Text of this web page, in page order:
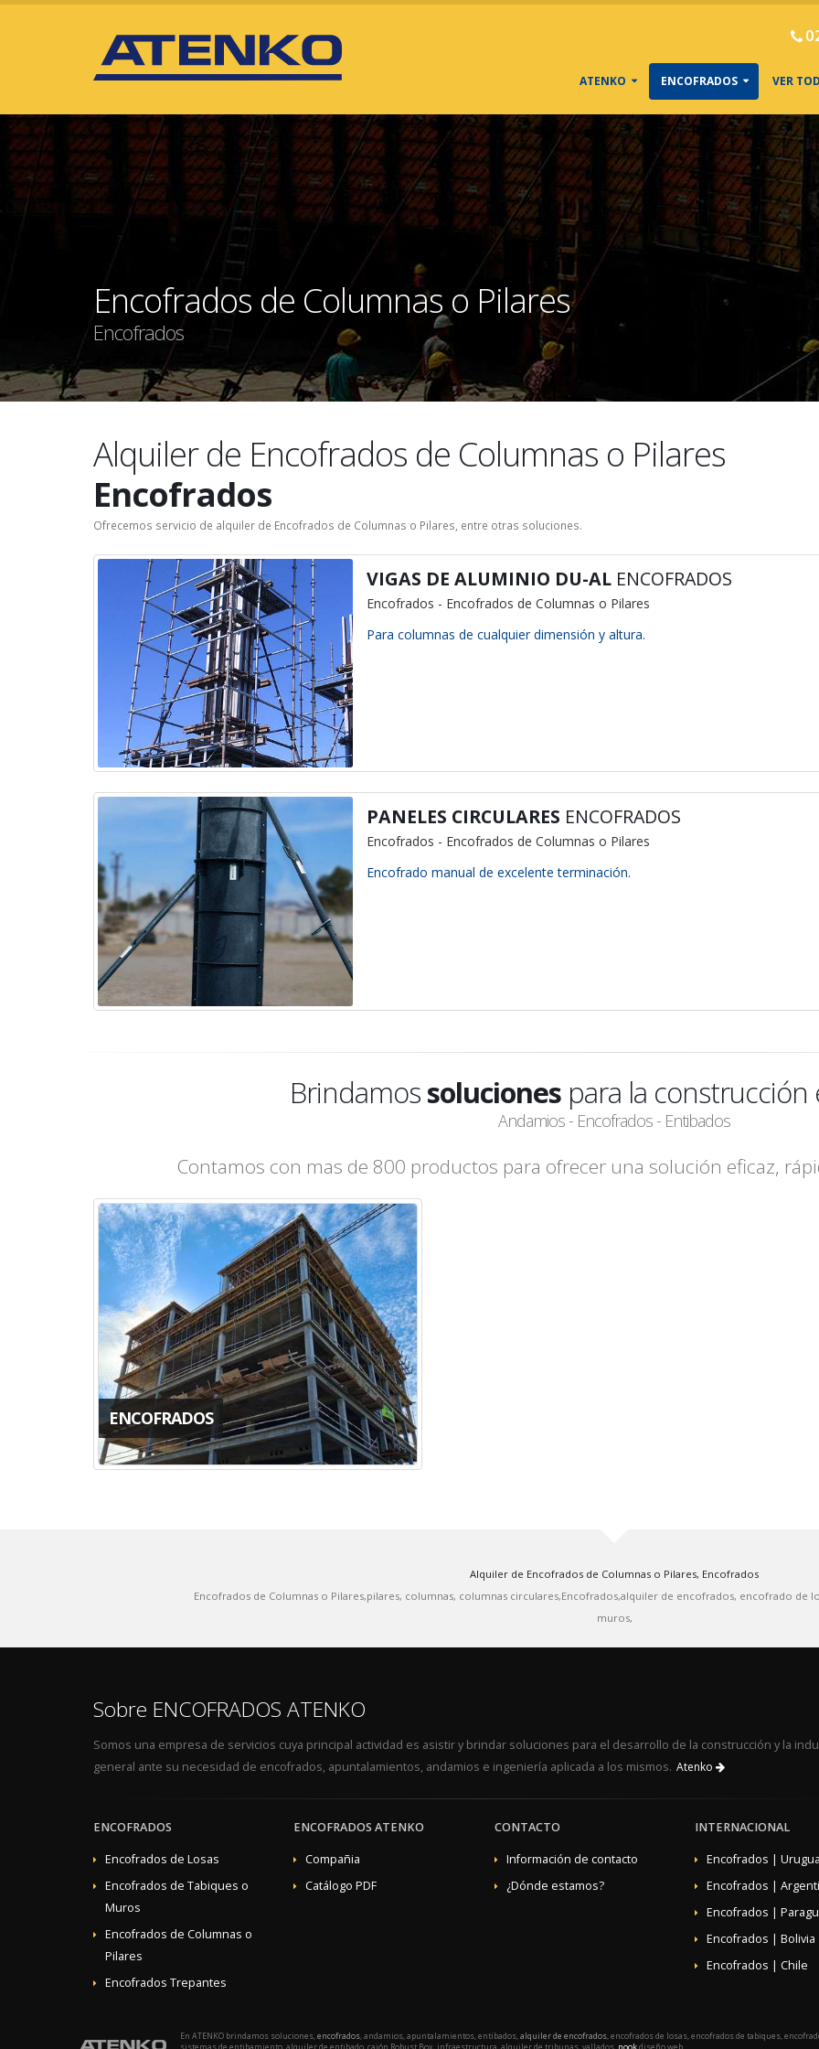
ATENKO ENCOFRADOS VER
Encofrados de Columnas o Pilares
Encofrados
Alquiler de Encofrados de Columnas o Pilares
Encofrados
Ofrecemos servicio de alquiler de Encofrados de Columnas o Pilares, entre otras soluciones.
VIGAS DE ALUMINIO DU-AL ENCOFRADOS
Encofrados - Encofrados de Columnas o Pilares
Para columnas de cualquier dimensión y altura.
PANELES CIRCULARES ENCOFRADOS
Encofrados - Encofrados de Columnas o Pilares
Encofrado manual de excelente terminación.
Brindamossolucionespara la construcción
Andamios - Encofrados - Entibados
Contamos con mas de 800 productos para ofrecer una solución eficaz,
ENCOFRADOS
Alquiler de Encofrados de Columnas o Pilares, Encofrados
Encofrados de Columnas o Pilares,pilares, columnas, columnas circulares,Encofrados,alquiler de encofrados, encofrado de
muros,
Sobre ENCOFRADOS ATENKO
Somos una empresa de servicios cuya principal actividad es asistir y brindar soluciones para el desarrollo de la construcción y la
general ante su necesidad de encofrados, apuntalamientos, andamios e ingeniería aplicada a los mismos. Atenko
ENCOFRADOS
Encofrados de Losas
Encofrados de Tabiques o
Muros
Encofrados de Columnas o
Pilares
Encofrados Trepantes
ENCOFRADOS ATENKO
Compañia
Catálogo PDF
CONTACTO
Información de contacto
¿Dónde estamos?
INTERNACIONAL
Encofrados |
Encofrados |
Encofrados |
Encofrados | Bolivia
Encofrados | Chile
En ATENKO brindamos soluciones,encofrados, andamios, apuntalamientos, entibados,alquiler de encofrados, encofrados de losas, encofrados de tabiques,
sistemas de entibamiento, alquiler de entibado, cajón Robust Box, infraestructura, alquiler de tribunas, vallados. nookdiseño web